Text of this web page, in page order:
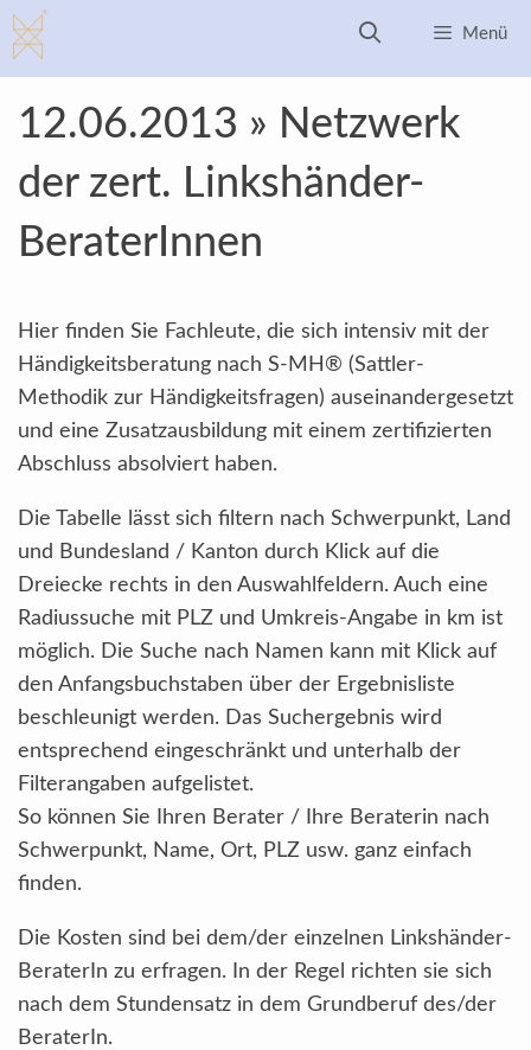
Zum
Inhalt
springen
Menü
12.06.2013 » Netzwerk
der zert. Linkshänder-
BeraterInnen
Hier finden Sie Fachleute, die sich intensiv mit der
Händigkeitsberatung nach S-MH® (Sattler-
Methodik zur Händigkeitsfragen) auseinandergesetzt
und eine Zusatzausbildung mit einem zertifizierten
Abschluss absolviert haben.
Die Tabelle lässt sich filtern nach Schwerpunkt, Land
und Bundesland / Kanton durch Klick auf die
Dreiecke rechts in den Auswahlfeldern. Auch eine
Radiussuche mit PLZ und Umkreis-Angabe in km ist
möglich. Die Suche nach Namen kann mit Klick auf
den Anfangsbuchstaben über der Ergebnisliste
beschleunigt werden. Das Suchergebnis wird
entsprechend eingeschränkt und unterhalb der
Filterangaben aufgelistet.
So können Sie Ihren Berater / Ihre Beraterin nach
Schwerpunkt, Name, Ort, PLZ usw. ganz einfach
finden.
Die Kosten sind bei dem/der einzelnen Linkshänder-
BeraterIn zu erfragen. In der Regel richten sie sich
nach dem Stundensatz in dem Grundberuf des/der
BeraterIn.